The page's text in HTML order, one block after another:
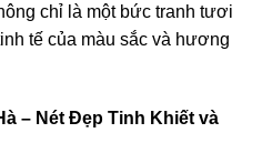
chỉ là một bức tranh tươi
tế của màu sắc và hương
– Nét Đẹp Tinh Khiết và